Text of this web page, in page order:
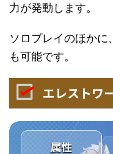
力が発動します。
ソロプレイのほか
も可能です。
エレストワ